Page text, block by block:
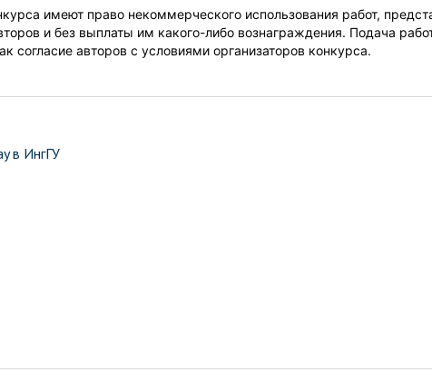
имеют право некоммерческого использования работ,
и без выплаты им какого-либо вознаграждения. Подача
согласие авторов с условиями организаторов конкурса.
в ИнгГУ